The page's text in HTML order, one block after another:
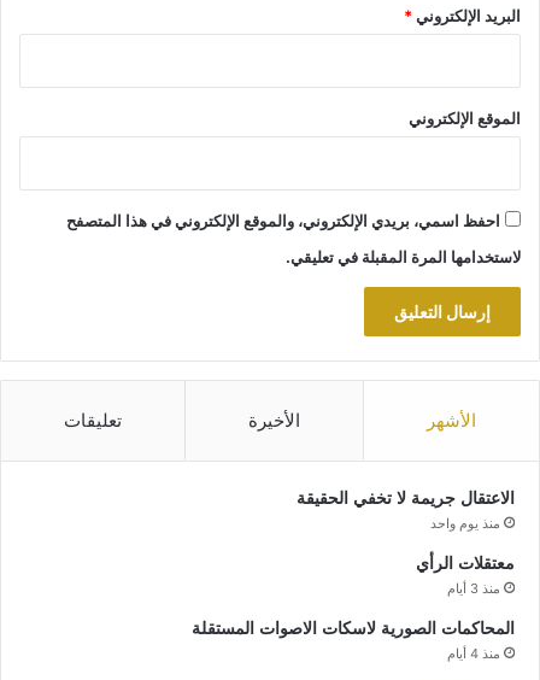
البريد الإلكتروني*
الموقع الإلكتروني
احفظ اسمي، بريدي الإلكتروني، والموقع الإلكتروني في هذا المتصفح
لاستخدامها المرة المقبلة في تعليقي.
الأشهر الأخيرة تعليقات
الاعتقال جريمة لا تخفي الحقيقة
منذ يوم واحد
معتقلات الرأي
منذ 3 أيام
المحاكمات الصورية لاسكات الاصوات المستقلة
منذ 4 أيام